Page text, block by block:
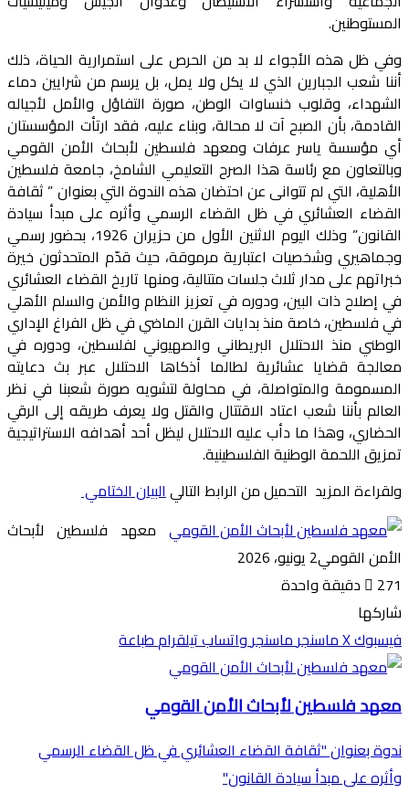
المستوطنين.
وفي ظل هذه الأجواء لا بد من الحرص على استمرارية الحياة، ذلك
أننا شعب الجبارين الذي لا يكل ولا يمل، بل يرسم من شرايين دماء
الشهداء، وقلوب خنساوات الوطن، صورة التفاؤل والأمل لأجياله
القادمة، بأن الصبح آت لا محالة، وبناء عليه، فقد ارتأت المؤسستان
أي مؤسسة ياسر عرفات ومعهد فلسطين لأبحاث الأمن القومي
وبالتعاون مع رئاسة هذا الصرح التعليمي الشامخ، جامعة فلسطين
الأهلية، التي لم تتوانى عن احتضان هذه الندوة التي بعنوان ” ثقافة
القضاء العشائري في ظل القضاء الرسمي وأثره على مبدأ سيادة
القانون” وذلك اليوم الاثنين الأول من حزيران 1926، بحضور رسمي
وجماهيري وشخصيات اعتبارية مرموقة، حيث قدّم المتحدثون خيرة
خبراتهم على مدار ثلاث جلسات متتالية، ومنها تاريخ القضاء العشائري
في إصلاح ذات البين، ودوره في تعزيز النظام والأمن والسلم الأهلي
في فلسطين، خاصة منذ بدايات القرن الماضي في ظل الفراغ الإداري
الوطني منذ الاحتلال البريطاني والصهيوني لفلسطين، ودوره في
معالجة قضايا عشائرية لطالما أذكاها الاحتلال عبر بث دعايته
المسمومة والمتواصلة، في محاولة لتشويه صورة شعبنا في نظر
العالم بأننا شعب اعتاد الاقتتال والقتل ولا يعرف طريقه إلى الرقي
الحضاري، وهذا ما دأب عليه الاحتلال ليظل أحد أهدافه الاستراتيجية
تمزيق اللحمة الوطنية الفلسطينية.
ولقراءة المزيد التحميل من الرابط التاليالبيان الختامي
معهد فلسطين لأبحاث
الأمن القومي2 يونيو، 2026
271
دقيقة واحدة
شاركها
فيسبوك‫Xماسنجرماسنجرواتسابتيلقرامطباعة
معهد فلسطين لأبحاث الأمن القومي
ندوة بعنوان "ثقافة القضاء العشائري في ظل القضاء الرسمي
وأثره على مبدأ سيادة القانون"